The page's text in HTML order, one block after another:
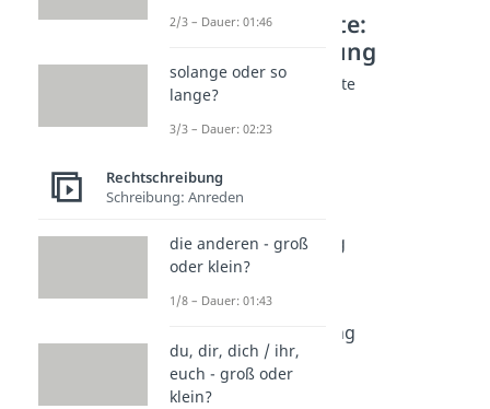
Weitere Inhalte:
Rechtschreibung
Arabische Jugendworte
Vallah / Wallah
Dauer: 02:29
Dauer: 02:00
Sharmuta
Talahon Bedeutung
Dauer: 02:25
Dauer: 01:24
Inshallah Bedeutung
Dauer: 01:35
Hamdulillah
Dauer: 02:34
2/3 – Dauer: 01:46
solange oder so
lange?
3/3 – Dauer: 02:23
Rechtschreibung
Schreibung: Anreden
die anderen - groß
oder klein?
1/8 – Dauer: 01:43
du, dir, dich / ihr,
euch - groß oder
klein?